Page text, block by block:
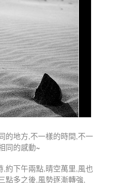
的地方,不一樣的時間,不一
同的感動~
,約下午兩點,晴空萬里,風也
點多之後,風勢逐漸轉強,